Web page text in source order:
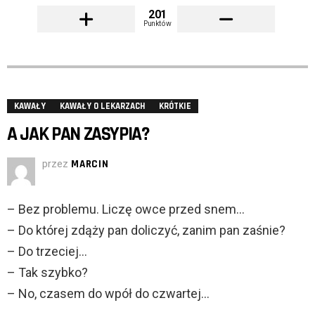
201
Punktów
KAWAŁY KAWAŁY O LEKARZACH KRÓTKIE
A JAK PAN ZASYPIA?
przez MARCIN
– Bez problemu. Liczę owce przed snem…
– Do której zdąży pan doliczyć, zanim pan zaśnie?
– Do trzeciej…
– Tak szybko?
– No, czasem do wpół do czwartej…